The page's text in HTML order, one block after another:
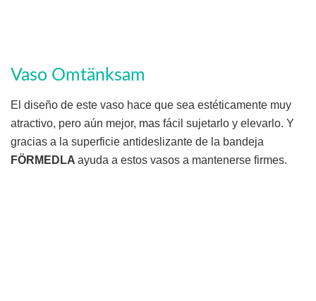
Vaso Omtänksam
El diseño de este vaso hace que sea estéticamente muy
atractivo, pero aún mejor, mas fácil sujetarlo y elevarlo. Y
gracias a la superficie antideslizante de la bandeja
FÖRMEDLA ayuda a estos vasos a mantenerse firmes.